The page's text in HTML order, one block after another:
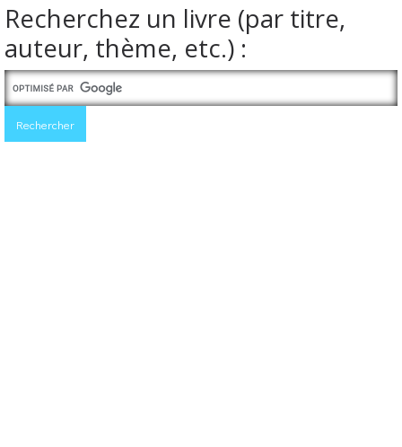
Recherchez un livre (par titre,
auteur, thème, etc.) :